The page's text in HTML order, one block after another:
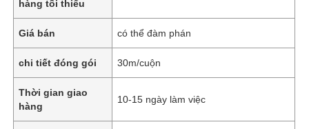
hàng tối thiểu
Giá bán có thể đàm phán
chi tiết đóng gói 30m/cuộn
Thời gian giao
hàng
10-15 ngày làm việc